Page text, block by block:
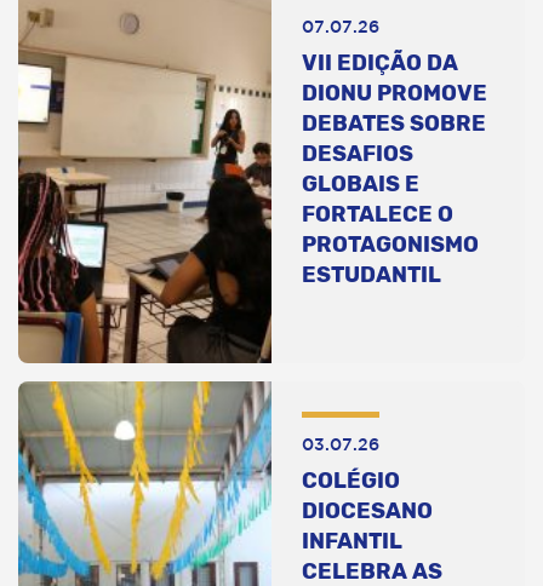
07.07.26
VII EDIÇÃO DA
DIONU PROMOVE
DEBATES SOBRE
DESAFIOS
GLOBAIS E
FORTALECE O
PROTAGONISMO
ESTUDANTIL
03.07.26
COLÉGIO
DIOCESANO
INFANTIL
CELEBRA AS